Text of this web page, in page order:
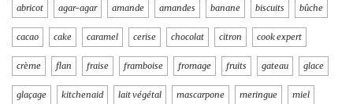
abricot agar-agar amande amandes banane biscuits bûche
cacao cake caramel cerise chocolat citron cook expert
crème flan fraise framboise fromage fruits gateau glace
glaçage kitchenaid lait végétal mascarpone meringue miel